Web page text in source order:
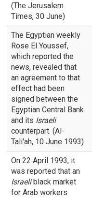
(The Jerusalem
Times, 30 June)
The Egyptian weekly
Rose El Youssef,
which reported the
news, revealed that
an agreement to that
effect had been
signed between the
Egyptian Central Bank
and its Israeli
counterpart. (Al-
Tali'ah, 10 June 1993)
On 22 April 1993, it
was reported that an
Israeliblack market
for Arab workers